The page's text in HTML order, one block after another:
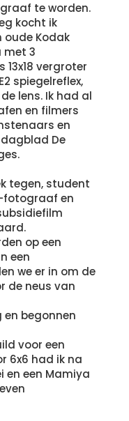
te worden.
kocht ik
Kodak
met 3
vergroter
spiegelreflex,
lens. Ik had al
en filmers
en
De
tegen, student
fotograaf en
op een
een
we er in om de
de neus van
en begonnen
voor een
6x6 had ik na
en een Mamiya